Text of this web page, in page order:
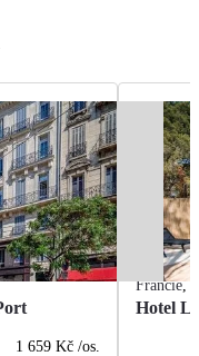
1 659 Kč /os.
Francie,
Hotel